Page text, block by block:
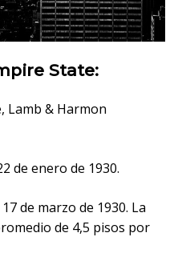
State:
Lamb & Harmon
de enero de 1930.
de marzo de 1930. La
de 4,5 pisos por